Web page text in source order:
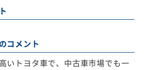
コメント
いトヨタ車で、中古車市場でも一